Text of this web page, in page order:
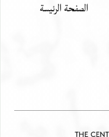
الصفحة الرئيسة